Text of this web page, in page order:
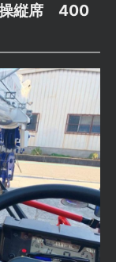
操縦席 400